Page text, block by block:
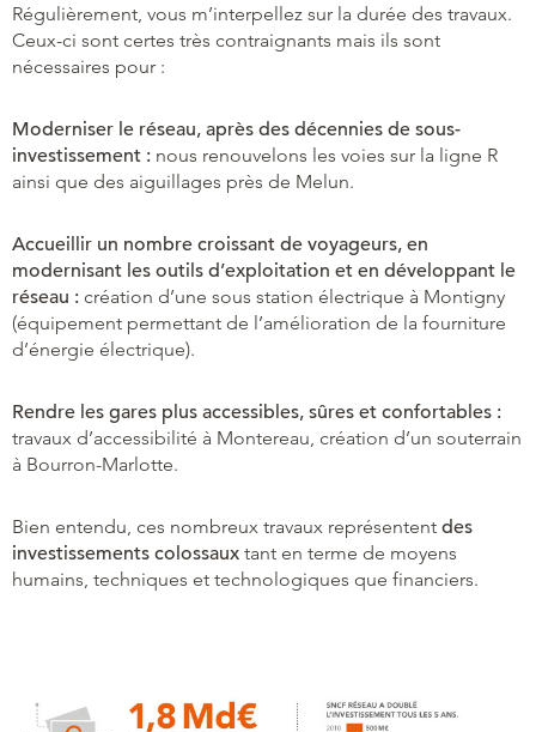
Régulièrement, vous m’interpellez sur la durée des travaux.
Ceux-ci sont certes très contraignants mais ils sont
nécessaires pour :
Moderniser le réseau, après des décennies de sous-
investissement : nous renouvelons les voies sur la ligne R
ainsi que des aiguillages près de Melun.
Accueillir un nombre croissant de voyageurs, en
modernisant les outils d’exploitation et en développant le
réseau : création d’une sous station électrique à Montigny
(équipement permettant de l’amélioration de la fourniture
d’énergie électrique).
Rendre les gares plus accessibles, sûres et confortables :
travaux d’accessibilité à Montereau, création d’un souterrain
à Bourron-Marlotte.
Bien entendu, ces nombreux travaux représentent des
investissements colossaux tant en terme de moyens
humains, techniques et technologiques que financiers.